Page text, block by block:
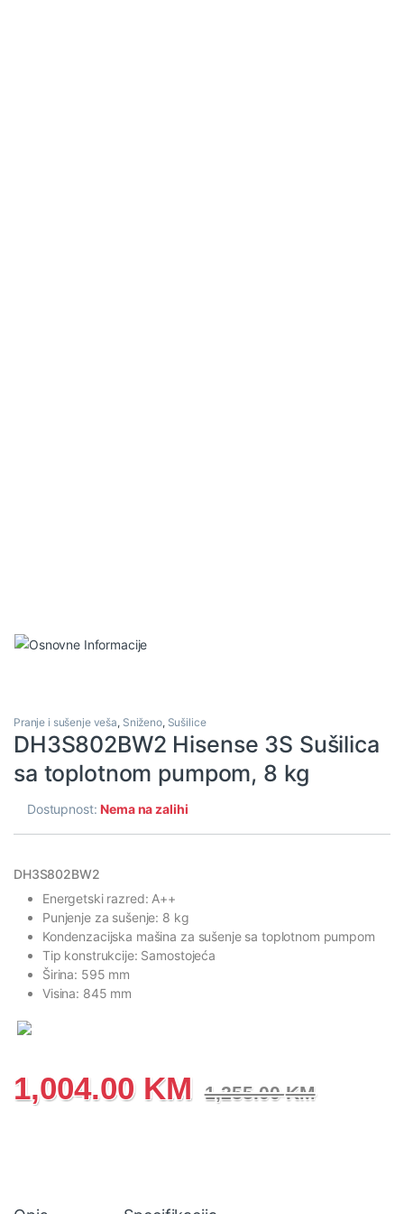
Pranje i sušenje veša, Sniženo, Sušilice
DH3S802BW2 Hisense 3S Sušilica
sa toplotnom pumpom, 8 kg
Dostupnost:Nema na zalihi
DH3S802BW2
Energetski razred: A++
Punjenje za sušenje: 8 kg
Kondenzacijska mašina za sušenje sa toplotnom pumpom
Tip konstrukcije: Samostojeća
Širina: 595 mm
Visina: 845 mm
1,004.00 KM 1,255.00KM